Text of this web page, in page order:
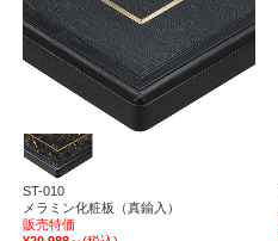
ST-010
メラミン化粧板（真鍮入）
販売特価